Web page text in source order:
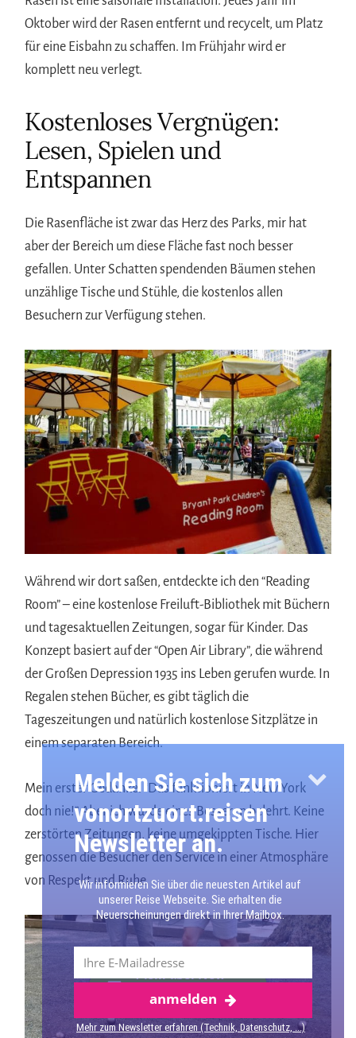
Oktober wird der Rasen entfernt und recycelt, um Platz
für eine Eisbahn zu schaffen. Im Frühjahr wird er
komplett neu verlegt.
Kostenloses Vergnügen:
Lesen, Spielen und
Entspannen
Die Rasenfläche ist zwar das Herz des Parks, mir hat
aber der Bereich um diese Fläche fast noch besser
gefallen. Unter Schatten spendenden Bäumen stehen
unzählige Tische und Stühle, die kostenlos allen
Besuchern zur Verfügung stehen.
Während wir dort saßen, entdeckte ich den “Reading
Room” – eine kostenlose Freiluft-Bibliothek mit Büchern
und tagesaktuellen Zeitungen, sogar für Kinder. Das
Konzept basiert auf der “Open Air Library”, die während
der Großen Depression 1935 ins Leben gerufen wurde. In
Regalen stehen Bücher, es gibt täglich die
Tageszeitungen und natürlich kostenlose Sitzplätze in
einem separaten Bereich.
Mein erster Gedanke: “Das funktioniert in New York
doch nie!” Aber ich wurde eines Besseren belehrt. Keine
zerstörten Zeitungen, keine umgekippten Tische. Hier
genossen die Besucher den Service in einer Atmosphäre
von Respekt und Ruhe.
Mehr über New
York
Melden Sie sich zum
vonortzuort.reisen
Newsletter an.
Wir informieren Sie über die neuesten Artikel auf
unserer Reise Webseite. Sie erhalten die
Neuerscheinungen direkt in Ihrer Mailbox.
anmelden
Mehr zum Newsletter erfahren (Technik, Datenschutz, ...)